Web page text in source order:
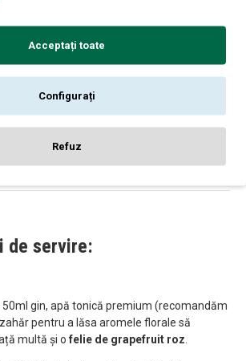
Este unul dintre cele mai „curate”
cap.
Mixologie:Datorită notei sale minerale, se
de servire:
50ml gin, apă tonică premium (recomandăm
pentru a lăsa aromele florale să
multă și o felie de grapefruit roz.
Acceptați toate
Configurați
Refuz